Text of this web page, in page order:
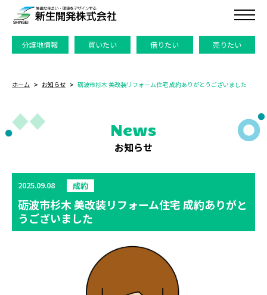
分譲地情報 買いたい 借りたい 売りたい
ホーム お知らせ 砺波市杉木 美改装リフォーム住宅 成約ありがとうございました
News
お知らせ
2025.09.08 成約
砺波市杉木 美改装リフォーム住宅 成約ありがと
うございました